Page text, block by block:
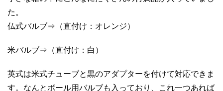
た。
仏式バルブ⇒（直付け：オレンジ）
米バルブ⇒（直付け：白）
英式は米式チューブと黒のアダプターを付けて対応できま
す。なんとボール用バルブも入っており、これ一つあれば